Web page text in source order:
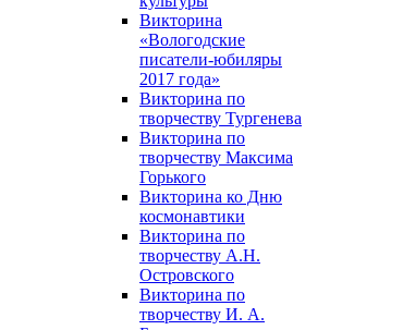
Викторина
«Вологодские
писатели-юбиляры
2017 года»
Викторина по
творчеству Тургенева
Викторина по
творчеству Максима
Горького
Викторина ко Дню
космонавтики
Викторина по
творчеству А.Н.
Островского
Викторина по
творчеству И. А.